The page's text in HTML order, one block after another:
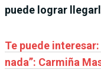
puede lograr
Te puede
nada”: Carmiña